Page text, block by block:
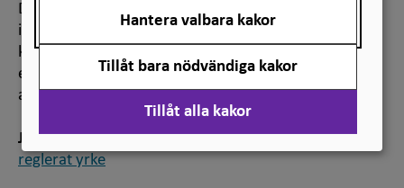
Det här yrket är ett så kallat reglerat yrke. Det
innebär att det i svensk lag finns fastställt vad som
krävs för att få arbeta inom yrket, t.ex. en viss
examen eller en auktorisation, legitimation eller
annat formellt erkännande.
Jämför
reglerat yrke
Hantera valbara kakor
Tillåt bara nödvändiga kakor
Tillåt alla kakor